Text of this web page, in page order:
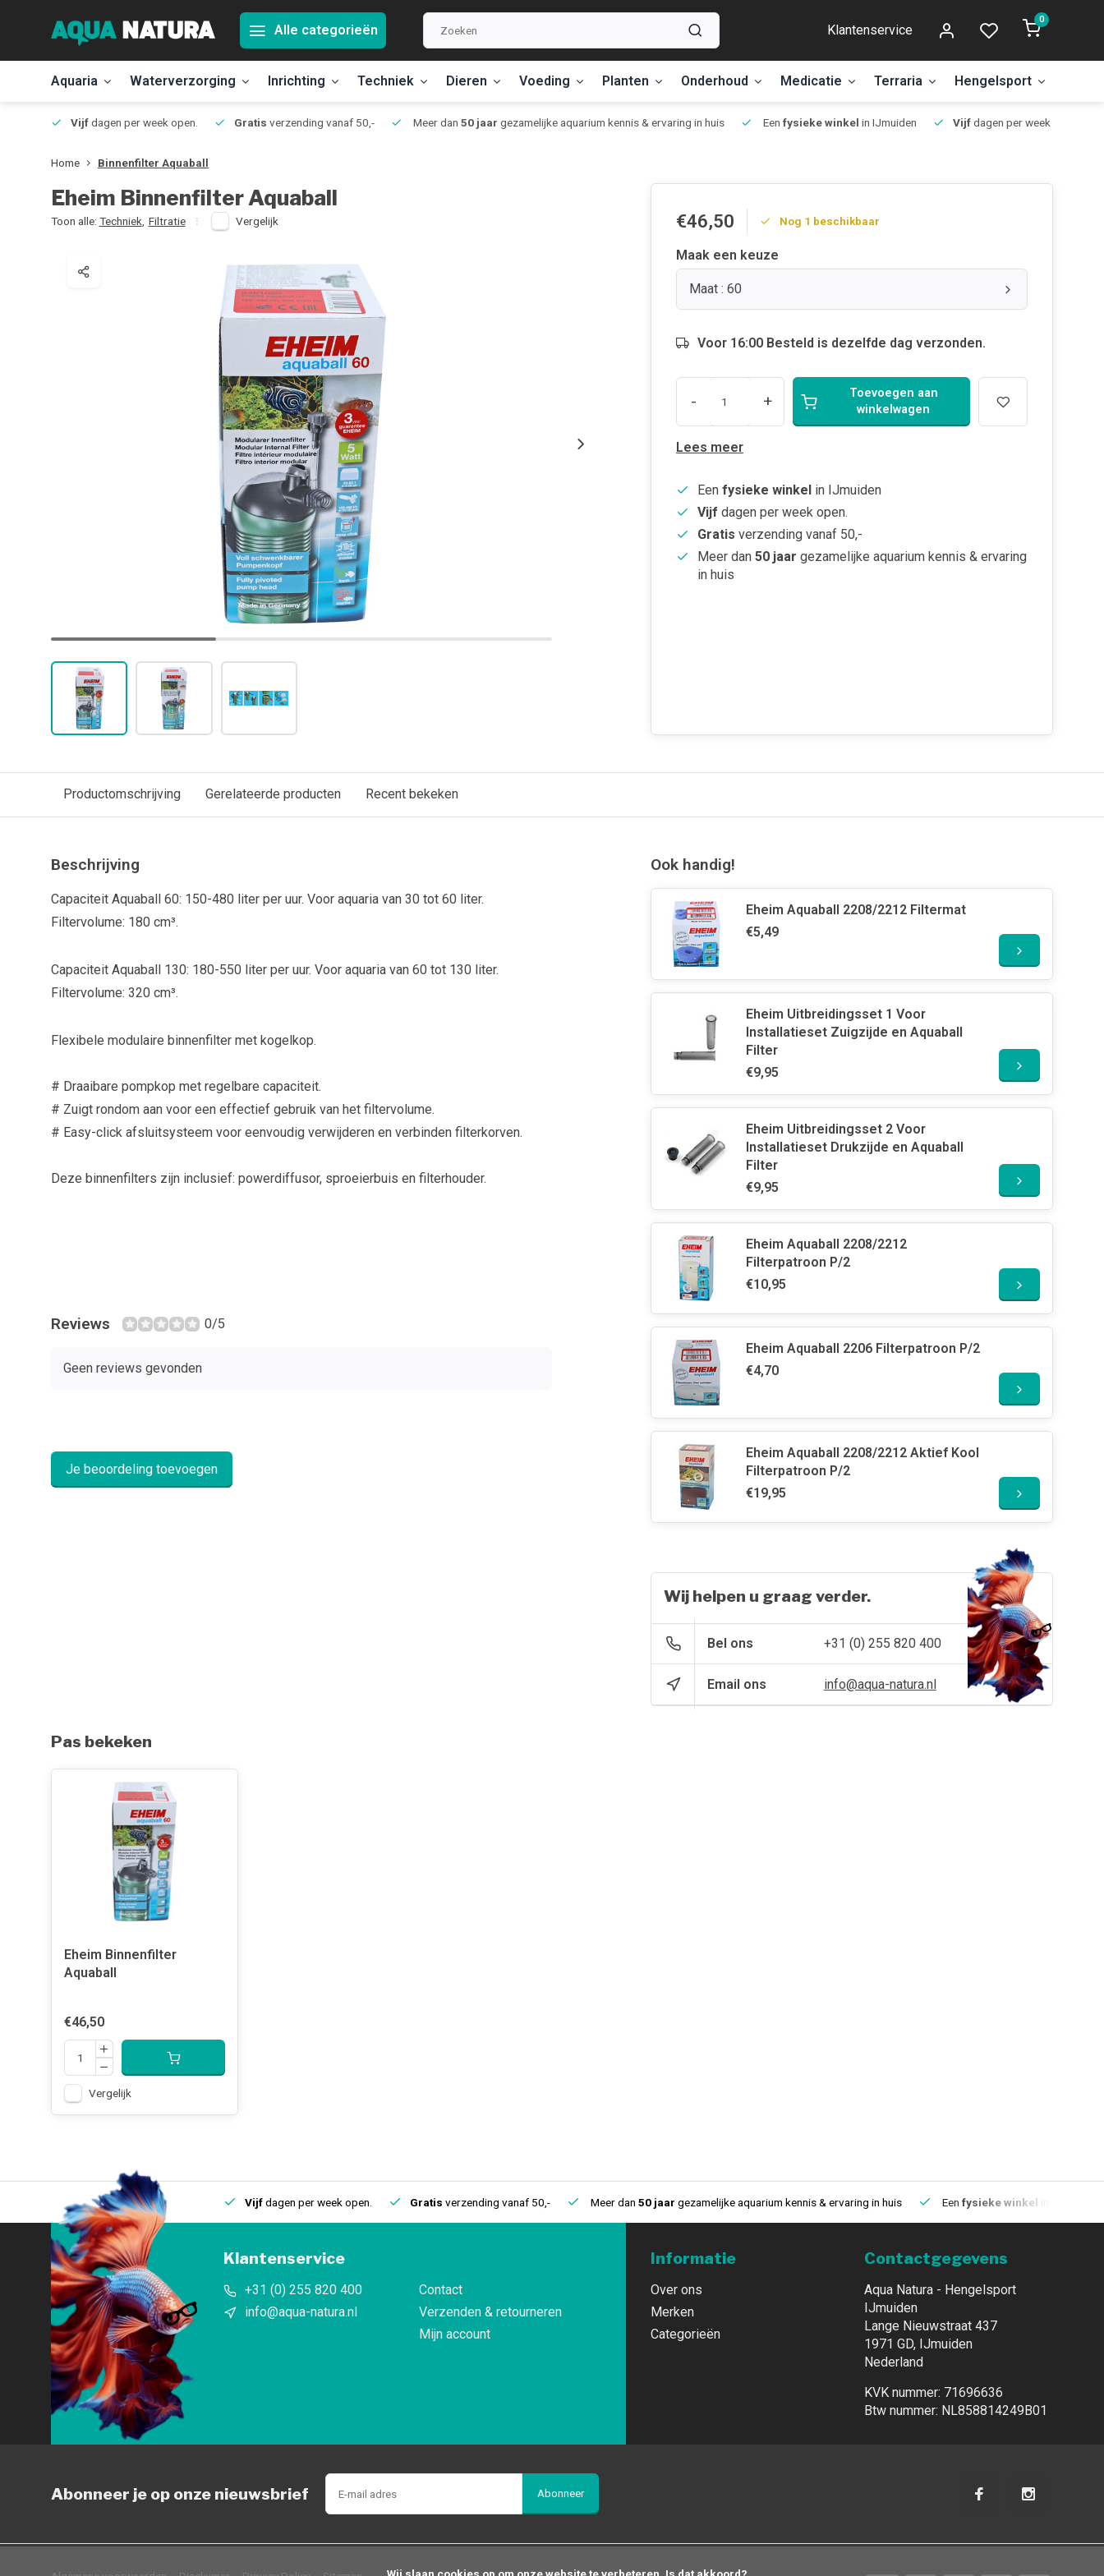
Alle categorieën Klantenservice
0
Aquaria Waterverzorging Inrichting Techniek Dieren Voeding Planten Onderhoud Medicatie Terraria Hengelsport
Vijfdagen per week open. Gratis verzending vanaf 50,- Meer dan 50 jaar gezamelijke aquarium kennis & ervaring in huis Een fysieke winkel in IJmuiden Vijfdagen per week open.
Home Binnenfilter Aquaball
Eheim Binnenfilter Aquaball
Toon alle: Techniek Filtratie Vergelijk €46,50 Nog 1 beschikbaar
Maak een keuze
Maat : 60
Voor 16:00 Besteld is dezelfde dag verzonden.
- +
Toevoegen aan
winkelwagen
Lees meer
Een fysieke winkel in IJmuiden
Vijf dagen per week open.
Gratis verzending vanaf 50,-
Meer dan 50 jaar gezamelijke aquarium kennis & ervaring
in huis
Productomschrijving Gerelateerde producten Recent bekeken
Beschrijving
Capaciteit Aquaball 60: 150-480 liter per uur. Voor aquaria van 30 tot 60 liter.
Filtervolume: 180 cm³.
Capaciteit Aquaball 130: 180-550 liter per uur. Voor aquaria van 60 tot 130 liter.
Filtervolume: 320 cm³.
Flexibele modulaire binnenfilter met kogelkop.
# Draaibare pompkop met regelbare capaciteit.
# Zuigt rondom aan voor een effectief gebruik van het filtervolume.
# Easy-click afsluitsysteem voor eenvoudig verwijderen en verbinden filterkorven.
Deze binnenfilters zijn inclusief: powerdiffusor, sproeierbuis en filterhouder.
Reviews 0/5
Geen reviews gevonden
Je beoordeling toevoegen
Ook handig!
Eheim Aquaball 2208/2212 Filtermat
€5,49
Eheim Uitbreidingsset 1 Voor
Installatieset Zuigzijde en Aquaball
Filter
€9,95
Eheim Uitbreidingsset 2 Voor
Installatieset Drukzijde en Aquaball
Filter
€9,95
Eheim Aquaball 2208/2212
Filterpatroon P/2
€10,95
Eheim Aquaball 2206 Filterpatroon P/2
€4,70
Eheim Aquaball 2208/2212 Aktief Kool
Filterpatroon P/2
€19,95
Wij helpen u graag verder.
Bel ons +31 (0) 255 820 400
Email ons info@aqua-natura.nl
Pas bekeken
Eheim Binnenfilter
Aquaball
€46,50
Vergelijk
Eenfysieke winkelin IJmuiden Vijfdagen per week open. Gratis verzending vanaf 50,- Meer dan 50 jaar gezamelijke aquarium kennis & ervaring in huis Een fysieke winkel
Klantenservice
+31 (0) 255 820 400
info@aqua-natura.nl
Contact
Verzenden & retourneren
Mijn account
Informatie
Over ons
Merken
Categorieën
Contactgegevens
Aqua Natura - Hengelsport
IJmuiden
Lange Nieuwstraat 437
1971 GD, IJmuiden
Nederland
KVK nummer: 71696636
Btw nummer: NL858814249B01
Abonneer je op onze nieuwsbrief Abonneer